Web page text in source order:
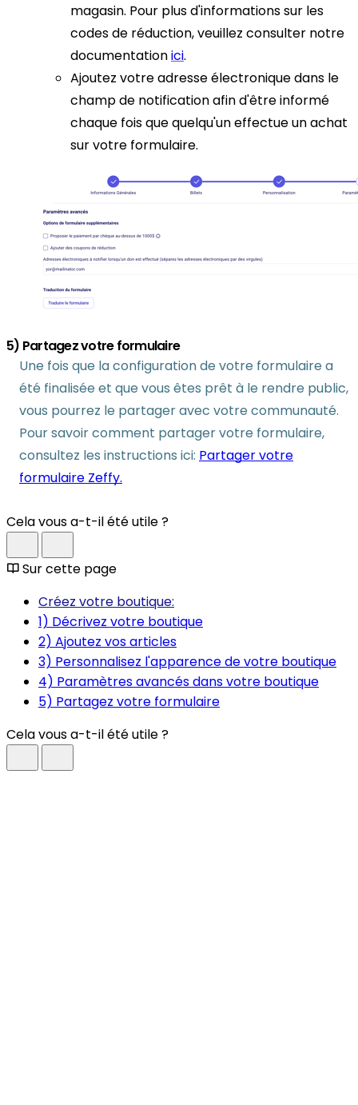
magasin. Pour plus d'informations sur les
codes de réduction, veuillez consulter notre
documentationici.
Ajoutez votre adresse électronique dans le
champ de notification afin d'être informé
chaque fois que quelqu'un effectue un achat
sur votre formulaire.
5) Partagez votre formulaire
Une fois que la configuration de votre formulaire a
été finalisée et que vous êtes prêt à le rendre public,
vous pourrez le partager avec votre communauté.
Pour savoir comment partager votre formulaire,
consultez les instructions ici: Partager votre
formulaire Zeffy.
Cela vous a-t-il été utile ?
Sur cette page
Créez votre boutique:
1) Décrivez votre boutique
2) Ajoutez vos articles
3) Personnalisez l'apparence de votre boutique
4) Paramètres avancés dans votre boutique
5) Partagez votre formulaire
Cela vous a-t-il été utile ?